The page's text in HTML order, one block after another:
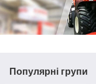
Популярні групи